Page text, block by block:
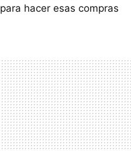
para hacer esas compras